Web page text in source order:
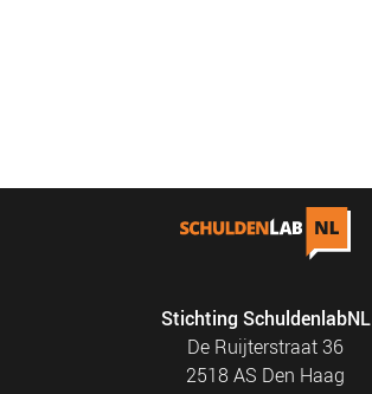
Stichting SchuldenlabNL
De Ruijterstraat 36
2518 AS Den Haag